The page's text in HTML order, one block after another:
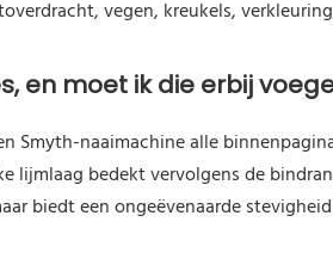
vegen, kreukels,
en moet ik die erbij
Smyth-naaimachine alle
lijmlaag bedekt vervolgens de
biedt een ongeëvenaarde